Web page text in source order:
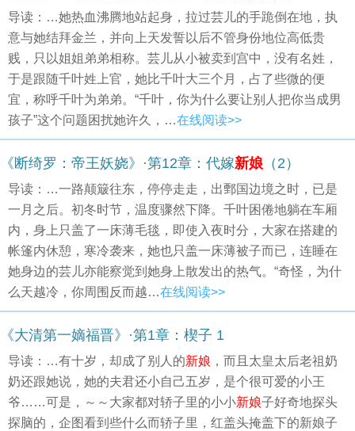
导读：…她热血沸腾地站起身，拉过芸儿的手跪倒在地，执
意与她结拜金兰，并向上天发誓以后不管身份地位高低贵
贱，只以姐姐弟弟相称。芸儿从小被卖到宫中，没有名姓，
于是跟随千叶姓上官，她比千叶大三个月，占了些微的便
宜，称呼千叶为弟弟。“千叶，你为什么要让别人把你当成男
孩子”这个问题困扰她许久，…在线阅读>>
《断绮罗：帝王妖娆》·第12章：代嫁新娘 （2）
导读：…一路颠簸往东，停停走走，出鄄国边境之时，已是
一月之后。初冬时节，温度骤然下降。千叶困倦地躺在车厢
内，身上只盖了一床薄毛毯，即使入夜时分，大家在搭建的
帐篷内休憩，寒冷袭来，她也只盖一床薄被子而已，连睡在
她身边的芸儿亦能察觉到她身上散发出的热气。“奇怪，为什
么天越冷，你周围反而越…在线阅读>>
《大清第一嫡福晋》·第1章：楔子 1
导读：…有十岁，却成了别人的新娘 ，而且太皇太后老祖奶
奶还跟她说，她的夫君还小自己五岁，是个很可爱的小王
爷……可是，～～大家都对轿子里的小小新娘子好奇地探头
探脑的，企图看到些什么而轿子里，红盖头掩盖下的新娘子